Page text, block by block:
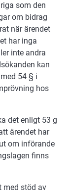
som den
om bidrag
när ärendet
har inga
inte andra
kan
54 § i
hos
det enligt 53 g
ärendet har
om införande
finns
med stöd av